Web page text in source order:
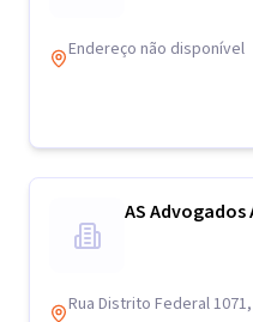
Endereço não disponível
AS Advogados
Rua Distrito Federal